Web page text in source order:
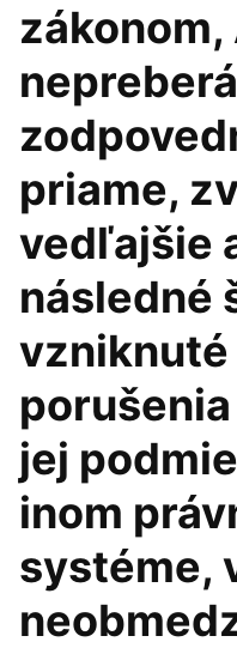
zákonom,
nepreberá
priame,
vedľajšie
následné
jej
inom
systéme,